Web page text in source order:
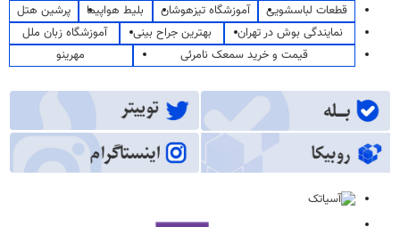
قطعات لباسشویی
آموزشگاه تیزهوشان بلیط هواپیما
پرشین هتل
نمایندگی بوش در تهران
بهترین جراح بینی
آموزشگاه زبان ملل
قیمت و خرید سمعک نامرئی
مهرینو